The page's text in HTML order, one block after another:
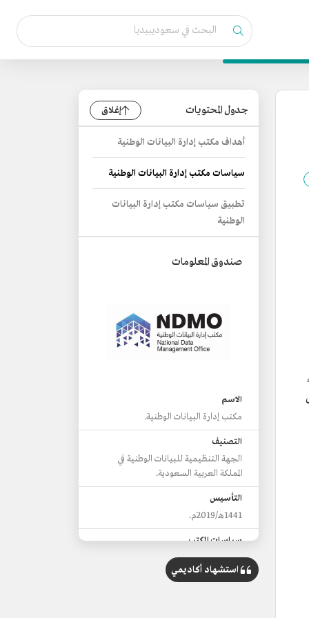
جدول المحتويات إغلاق
أهداف مكتب إدارة البيانات الوطنية
سياسات مكتب إدارة البيانات الوطنية
تطبيق سياسات مكتب إدارة البيانات
الوطنية
صندوق المعلومات
الاسم
مكتب إدارة البيانات الوطنية.
التصنيف
الجهة التنظيمية للبيانات الوطنية في
المملكة العربية السعودية.
التأسيس
1441هـ/2019م.
سياسات المكتب
سياسة تصنيف البيانات.
سياسة حماية البيانات الشخصية.
استشهاد أكاديمي